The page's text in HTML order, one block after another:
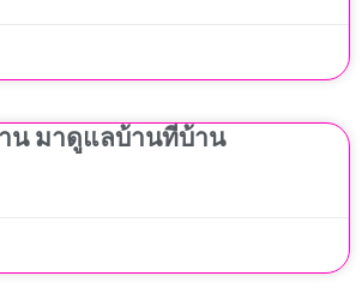
น มาดูแลบ้านที่บ้าน